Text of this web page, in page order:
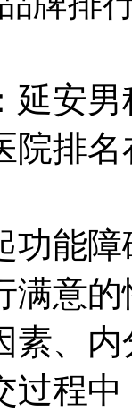
安男
院排
能障
满意
素、
过程